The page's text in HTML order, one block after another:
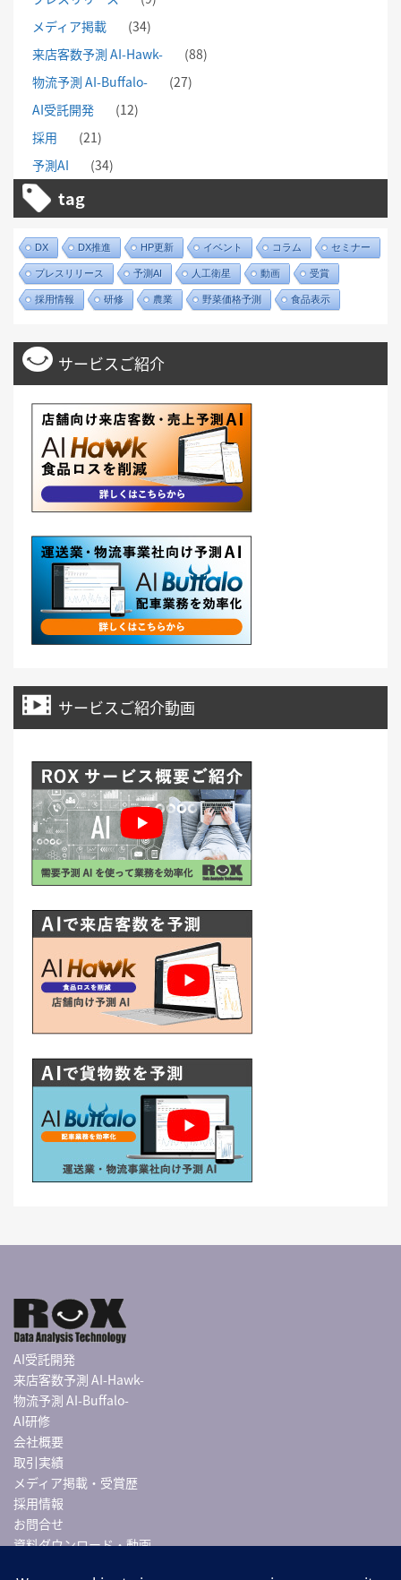
メディア掲載
(34)
来店客数予測 AI-Hawk-
(88)
物流予測 AI-Buffalo-
(27)
AI受託開発
(12)
採用
(21)
予測AI
(34)
tag
DX DX推進 HP更新 イベント コラム セミナー
プレスリリース 予測AI 人工衛星 動画 受賞
採用情報 研修 農業 野菜価格予測 食品表示
サービスご紹介
サービスご紹介動画
AI受託開発
来店客数予測 AI-Hawk-
物流予測 AI-Buffalo-
AI研修
会社概要
取引実績
メディア掲載・受賞歴
採用情報
お問合せ
資料ダウンロード・動画